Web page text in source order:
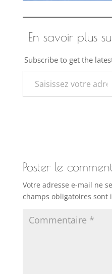
En savoir plus
Subscribe to get the
Saisissez votre adresse e-mail…
Poster le
Votre adresse e-mail ne
champs obligatoires sont